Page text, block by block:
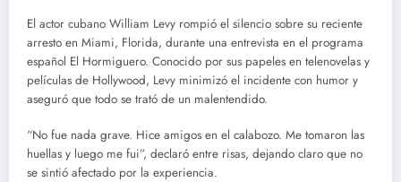
El actor cubano William Levy rompió el silencio sobre su reciente
arresto en Miami, Florida, durante una entrevista en el programa
español El Hormiguero. Conocido por sus papeles en telenovelas y
películas de Hollywood, Levy minimizó el incidente con humor y
aseguró que todo se trató de un malentendido.
“No fue nada grave. Hice amigos en el calabozo. Me tomaron las
huellas y luego me fui”, declaró entre risas, dejando claro que no
se sintió afectado por la experiencia.